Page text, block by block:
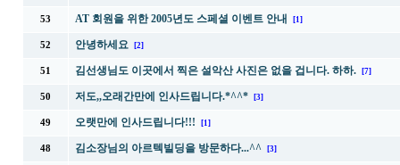
53 AT 회원을 위한 2005년도 스페셜 이벤트 안내 [1]
52 안녕하세요 [2]
51 김선생님도 이곳에서 찍은 설악산 사진은 없을 겁니다. 하하. [7]
50 저도,,오래간만에 인사드립니다.*^^* [3]
49 오랫만에 인사드립니다!!! [1]
48 김소장님의 아르텍빌딩을 방문하다...^^ [3]